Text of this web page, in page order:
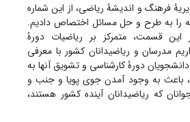
فرهنگ و اندیشۀ ریاضی، از این شماره
را به طرح و حل مسائل اختصاص دادیم.
قسمت، متمرکز بر ریاضیات دورۀ
مدرسان و ریاضیدانان کشور با معرفی
دورۀ کارشناسی و تشویق آنها به
باعث به وجود آمدن جوی پویا و جنب و
که ریاضیدانان آینده کشور هستند،